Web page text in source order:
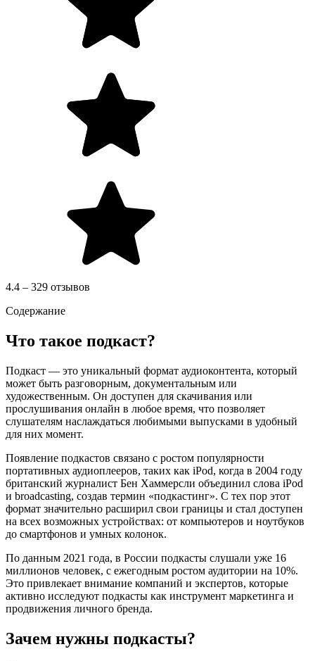
4.4 – 329 отзывов
Содержание
Что такое подкаст?
Подкаст — это уникальный формат аудиоконтента, который
может быть разговорным, документальным или
художественным. Он доступен для скачивания или
прослушивания онлайн в любое время, что позволяет
слушателям наслаждаться любимыми выпусками в удобный
для них момент.
Появление подкастов связано с ростом популярности
портативных аудиоплееров, таких как iPod, когда в 2004 году
британский журналист Бен Хаммерсли объединил слова iPod
и broadcasting, создав термин «подкастинг». С тех пор этот
формат значительно расширил свои границы и стал доступен
на всех возможных устройствах: от компьютеров и ноутбуков
до смартфонов и умных колонок.
По данным 2021 года, в России подкасты слушали уже 16
миллионов человек, с ежегодным ростом аудитории на 10%.
Это привлекает внимание компаний и экспертов, которые
активно исследуют подкасты как инструмент маркетинга и
продвижения личного бренда.
Зачем нужны подкасты?